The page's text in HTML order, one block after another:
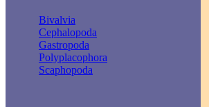
Bivalvia
Cephalopoda
Gastropoda
Polyplacophora
Scaphopoda